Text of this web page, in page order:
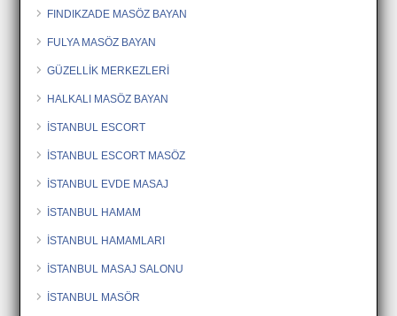
FINDIKZADE MASÖZ BAYAN
FULYA MASÖZ BAYAN
GÜZELLİK MERKEZLERİ
HALKALI MASÖZ BAYAN
İSTANBUL ESCORT
İSTANBUL ESCORT MASÖZ
İSTANBUL EVDE MASAJ
İSTANBUL HAMAM
İSTANBUL HAMAMLARI
İSTANBUL MASAJ SALONU
İSTANBUL MASÖR